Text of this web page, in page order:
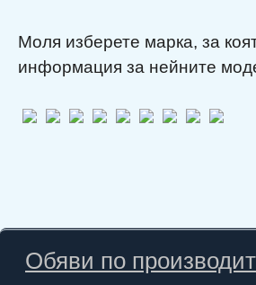
Моля изберете марка, за
информация за нейните
Обяви по